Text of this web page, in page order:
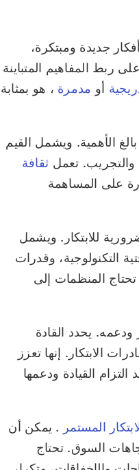
جديدة ومبتكرة،
ربط المفاهيم المتباينة
أو مدمرة ، هو بمثابة
الأهمية. ويشمل القيم
والتجريب. تعمل ثقافة
على المساهمة
ضرورية للابتكار. ويشمل
التكنولوجية، وقدرات
المنظمات إلى
ودعمه. يحدد القادة
الابتكار. إنها تعزز
القيادة ودعمها
المستمر . يمكن أن
السوق. تحتاج